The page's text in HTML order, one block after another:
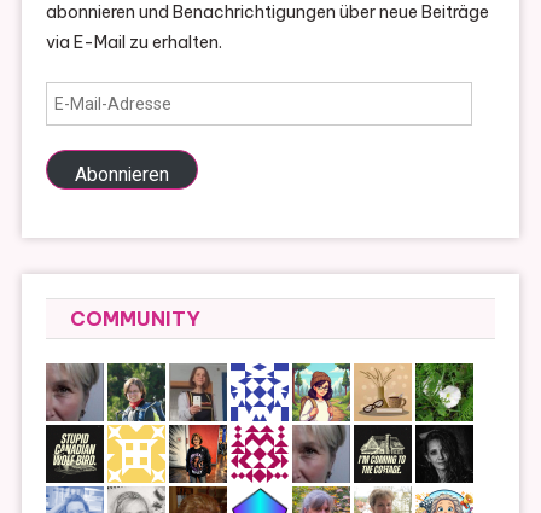
abonnieren und Benachrichtigungen über neue Beiträge
via E-Mail zu erhalten.
E-
Mail-
Adresse
Abonnieren
COMMUNITY